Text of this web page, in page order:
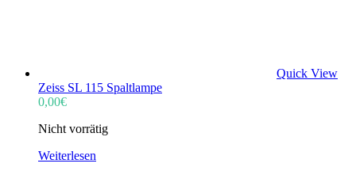
Quick View
Zeiss SL 115 Spaltlampe
0,00€
Nicht vorrätig
Weiterlesen